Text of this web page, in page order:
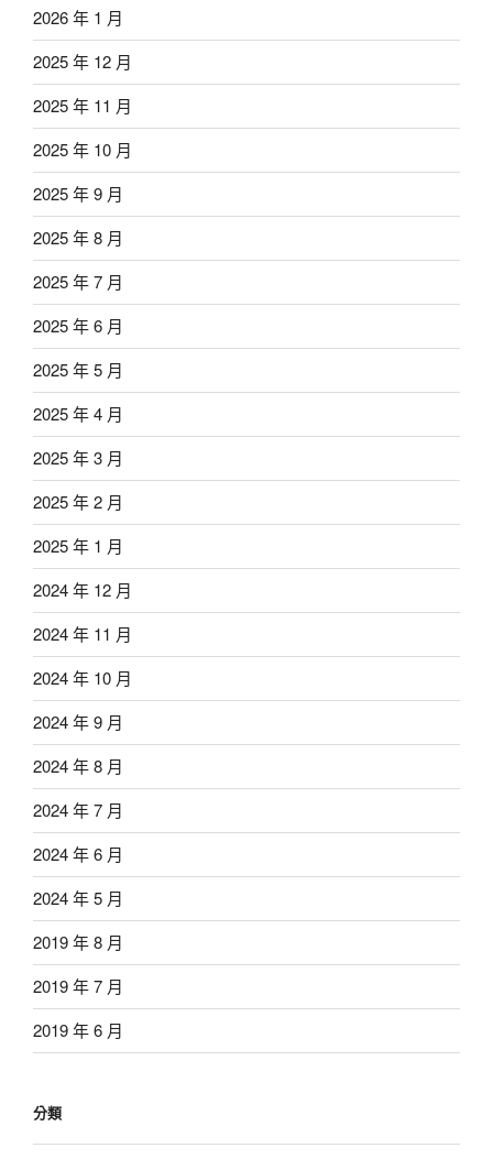
2026 年 1 月
2025 年 12 月
2025 年 11 月
2025 年 10 月
2025 年 9 月
2025 年 8 月
2025 年 7 月
2025 年 6 月
2025 年 5 月
2025 年 4 月
2025 年 3 月
2025 年 2 月
2025 年 1 月
2024 年 12 月
2024 年 11 月
2024 年 10 月
2024 年 9 月
2024 年 8 月
2024 年 7 月
2024 年 6 月
2024 年 5 月
2019 年 8 月
2019 年 7 月
2019 年 6 月
分類